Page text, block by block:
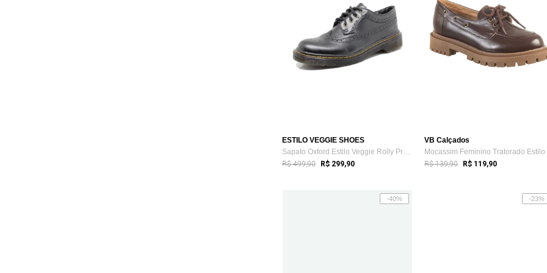
ESTILO VEGGIE SHOES
Sapato Oxford Estilo Veggie Rolly Preto
R$ 499,90 R$ 299,90
VB Calçados
R$ 139,90 R$ 119,90
-40% -23%